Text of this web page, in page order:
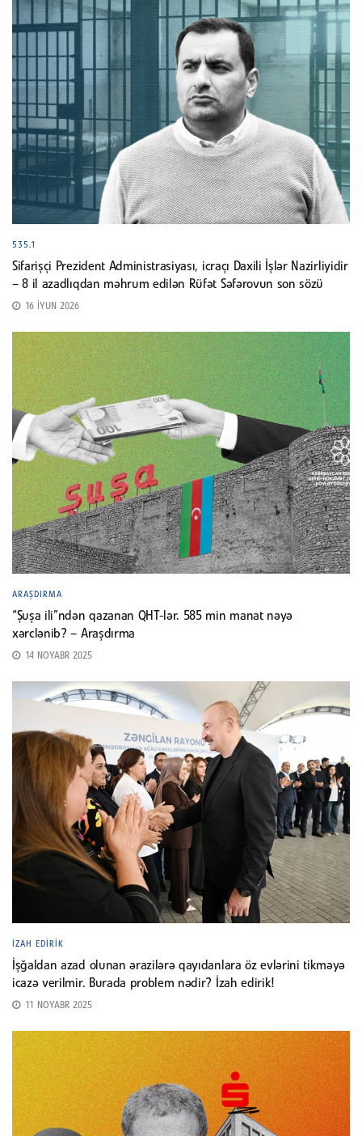
535.1
Sifarişçi Prezident Administrasiyası, icraçı Daxili İşlər Nazirliyidir
– 8 il azadlıqdan məhrum edilən Rüfət Səfərovun son sözü
16 İYUN 2026
ARAŞDIRMA
“Şuşa ili”ndən qazanan QHT-lər. 585 min manat nəyə
xərclənib? – Araşdırma
14 NOYABR 2025
İZAH EDIRIK
İşğaldan azad olunan ərazilərə qayıdanlara öz evlərini tikməyə
icazə verilmir. Burada problem nədir? İzah edirik!
11 NOYABR 2025